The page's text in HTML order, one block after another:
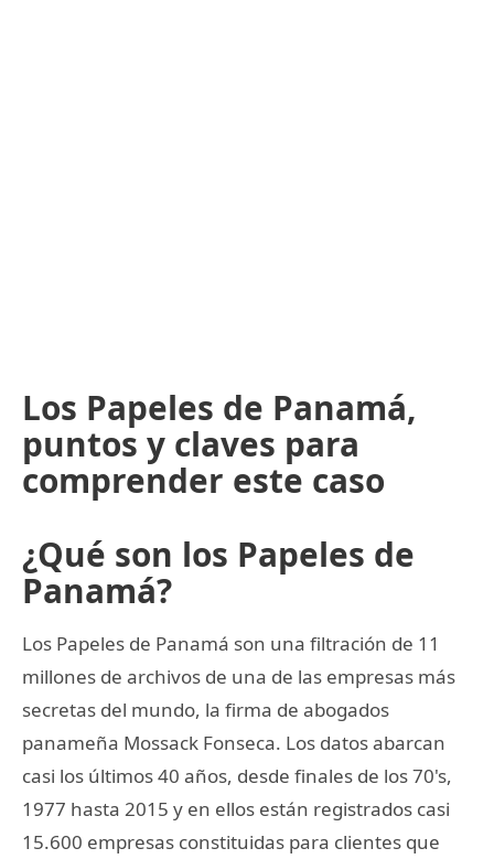
Los Papeles de Panamá,
puntos y claves para
comprender este caso
¿Qué son los Papeles de
Panamá?
Los Papeles de Panamá son una filtración de 11
millones de archivos de una de las empresas más
secretas del mundo, la firma de abogados
panameña Mossack Fonseca. Los datos abarcan
casi los últimos 40 años, desde finales de los 70's,
1977 hasta 2015 y en ellos están registrados casi
15.600 empresas constituidas para clientes que